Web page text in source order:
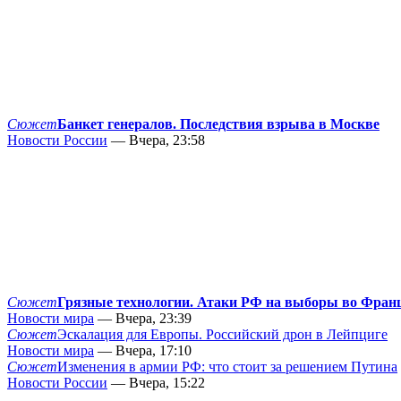
СюжетБанкет генералов. Последствия взрыва в Москве
Новости России — Вчера, 23:58
СюжетГрязные технологии. Атаки РФ на выборы во
Новости мира — Вчера, 23:39
СюжетЭскалация для Европы. Российский дрон в Лейпциге
Новости мира — Вчера, 17:10
СюжетИзменения в армии РФ: что стоит за решением Путина
Новости России — Вчера, 15:22